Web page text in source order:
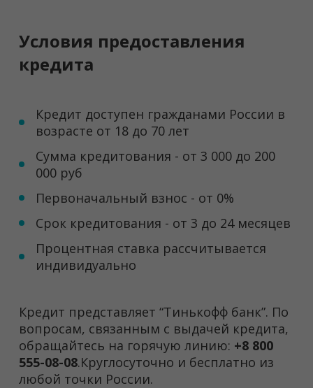
Условия предоставления
кредита
Кредит доступен гражданами России в
возрасте от 18 до 70 лет
Сумма кредитования - от 3 000 до 200
000 руб
Первоначальный взнос - от 0%
Срок кредитования - от 3 до 24 месяцев
Процентная ставка рассчитывается
индивидуально
Кредит представляет “Тинькофф банк”. По
вопросам, связанным с выдачей кредита,
обращайтесь на горячую линию: +8 800
555-08-08.Круглосуточно и бесплатно из
любой точки России.